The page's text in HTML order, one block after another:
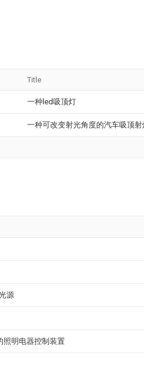
Title
一种led吸顶灯
一种可改变射光角度的汽车吸顶
源
照明电器控制装置